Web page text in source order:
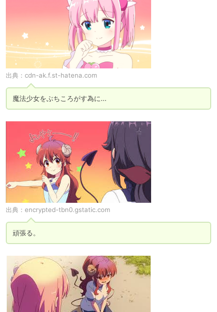
出典： cdn-ak.f.st-hatena.com
魔法少女をぶちころがす為に…
出典： encrypted-tbn0.gstatic.com
頑張る。